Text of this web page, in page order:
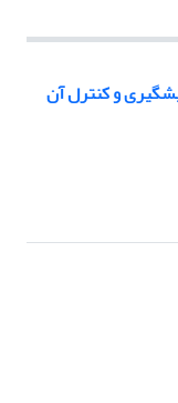
و کنترل آن